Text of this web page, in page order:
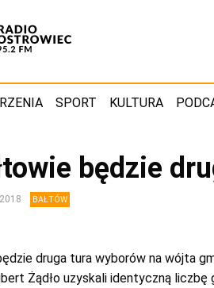
SPORT KULTURA
będzie
BAŁTÓW
druga tura wyborów na wójta
Żądło uzyskali identyczną